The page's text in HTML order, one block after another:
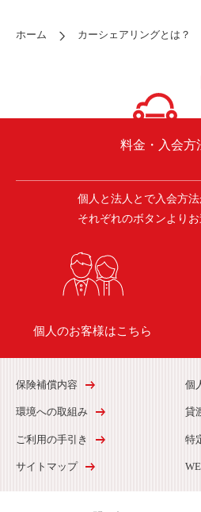
ホーム カーシェアリングとは？
料金・入会方
個人と法人とで入会方法
それぞれのボタンよりお
個人のお客様はこちら
保険補償内容 個
環境への取組み 貸
ご利用の手引き 特
サイトマップ